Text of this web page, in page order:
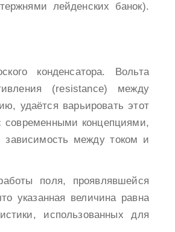
лейденских банок).
конденсатора. Вольта
(resistance) между
удаётся варьировать этот
современными концепциями,
зависимость между током и
поля, проявлявшейся
указанная величина равна
использованных для